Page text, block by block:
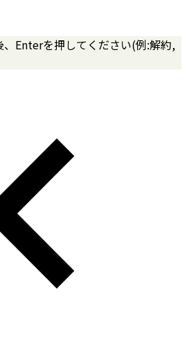
Enterを押してください(例:解約,